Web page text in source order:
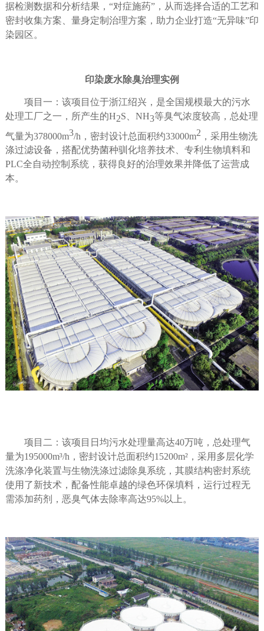
据检测数据和分析结果， “对症施药”，从而选择合适的工艺和
密封收集方案、量身定制治理方案，助力企业打造“无异味”印
染园区。
印染废水除臭治理实例
项目一：该项目位于浙江绍兴，是全国规模最大的污水
处理工厂之一，所产生的H2S NH3等臭气浓度较高，总处理
气量为378000m3/h ，密封设计总面积约33000m2 ，采用生物洗
涤过滤设备，搭配优势菌种驯化培养技术、专利生物填料和
PLC全自动控制系统，获得良好的治理效果并降低了运营成
本。
项目二：该项目日均污水处理量高达40万吨，总处理气
量为195000m³/h，密封设计总面积约15200m²，采用多层化学
洗涤净化装置与生物洗涤过滤除臭系统，其膜结构密封系统
使用了新技术，配备性能卓越的绿色环保填料，运行过程无
需添加药剂，恶臭气体去除率高达95%以上。